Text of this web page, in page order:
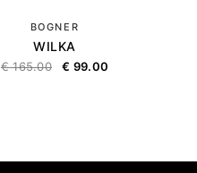
BOGNER
WILKA
€165.00 € 99.00